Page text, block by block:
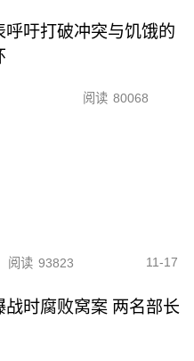
呼吁打破冲突与饥饿的
阅读 80068
阅读 93823 11-17
战时腐败窝案 两名部长